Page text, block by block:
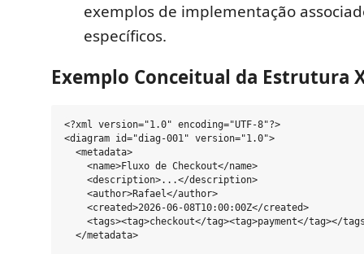
exemplos de implementação
específicos.
Exemplo Conceitual da Estrutura
<?xml version="1.0" encoding="UTF-8"?>
<diagram id="diag-001" version="1.0">
  <metadata>
    <name>Fluxo de Checkout</name>
    <description>...</description>
    <author>Rafael</author>
    <created>2026-06-08T10:00:00Z</created>
<tags><tag>checkout</tag><tag>payment</tag></
  </metadata>